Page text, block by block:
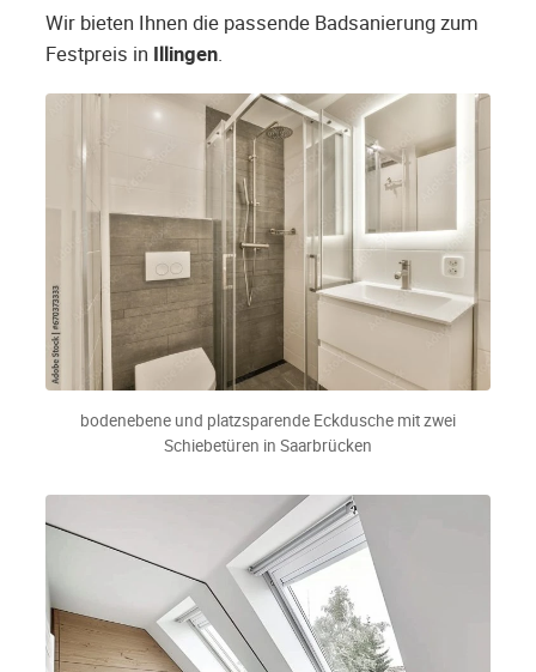
Wir bieten Ihnen die passende Badsanierung zum
Festpreis in Illingen.
bodenebene und platzsparende Eckdusche mit zwei
Schiebetüren in Saarbrücken